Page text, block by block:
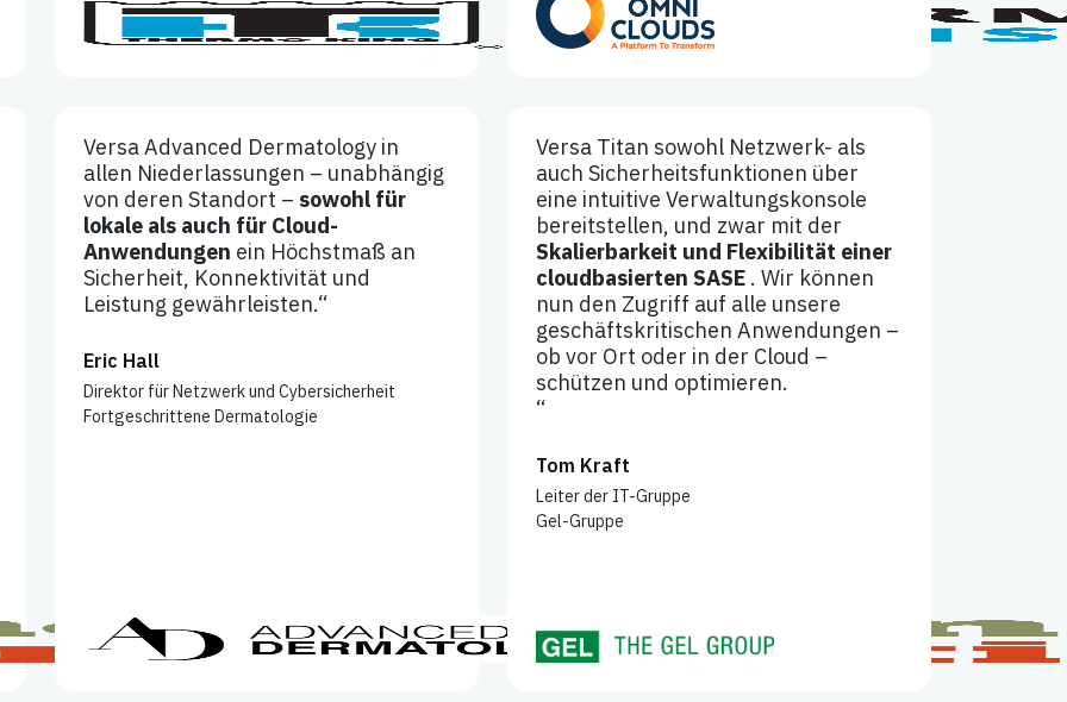
Versa Advanced Dermatology in
allen Niederlassungen – unabhängig
von deren Standort – sowohl für
lokale als auch für Cloud-
Anwendungen ein Höchstmaß an
Sicherheit, Konnektivität und
Leistung gewährleisten.“
Eric Hall
Direktor für Netzwerk und Cybersicherheit
Fortgeschrittene Dermatologie
Versa Titan sowohl Netzwerk- als
auch Sicherheitsfunktionen über
eine intuitive Verwaltungskonsole
bereitstellen, und zwar mit der
Skalierbarkeit und Flexibilität einer
cloudbasierten SASE . Wir können
nun den Zugriff auf alle unsere
geschäftskritischen Anwendungen –
ob vor Ort oder in der Cloud –
schützen und optimieren.
“
Tom Kraft
Leiter der IT-Gruppe
Gel-Gruppe